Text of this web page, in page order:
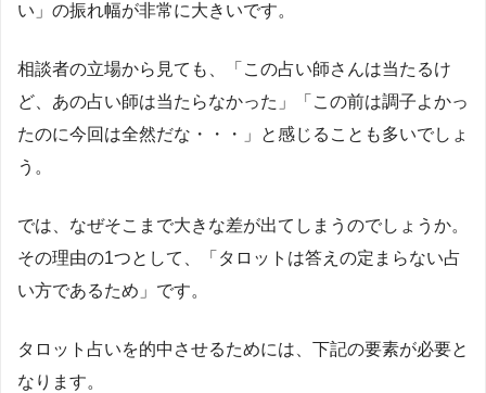
い」の振れ幅が非常に大きいです。
相談者の立場から見ても、「この占い師さんは当たるけ
ど、あの占い師は当たらなかった」「この前は調子よかっ
たのに今回は全然だな・・・」と感じることも多いでしょ
う。
では、なぜそこまで大きな差が出てしまうのでしょうか。
その理由の1つとして、「タロットは答えの定まらない占
い方であるため」です。
タロット占いを的中させるためには、下記の要素が必要と
なります。